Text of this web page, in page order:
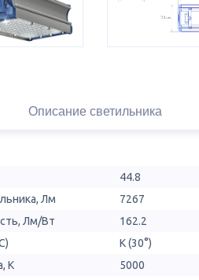
Описание светильника
44.8
Лм
7267
Лм/Вт
162.2
К (30°)
К
5000